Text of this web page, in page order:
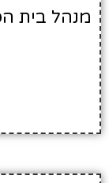
מנהל בית